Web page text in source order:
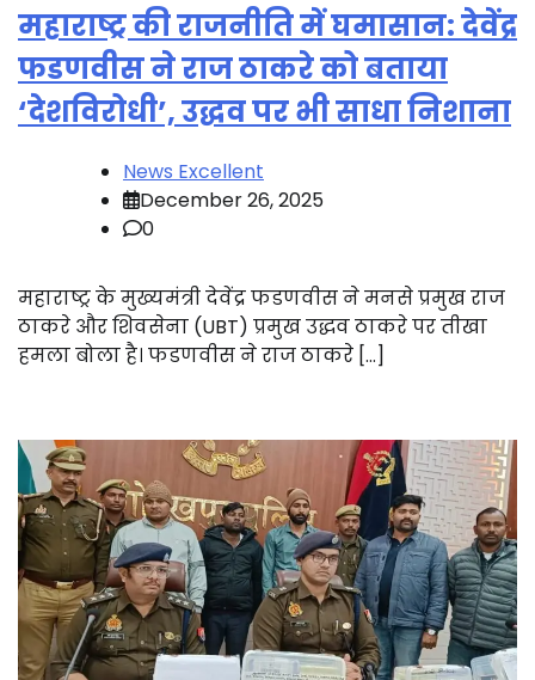
महाराष्ट्र की राजनीति में घमासान: देवेंद्र
फडणवीस ने राज ठाकरे को बताया
‘देशविरोधी’, उद्धव पर भी साधा निशाना
News Excellent
December 26, 2025
0
महाराष्ट्र के मुख्यमंत्री देवेंद्र फडणवीस ने मनसे प्रमुख राज
ठाकरे और शिवसेना (UBT) प्रमुख उद्धव ठाकरे पर तीखा
हमला बोला है। फडणवीस ने राज ठाकरे […]